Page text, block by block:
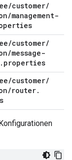
/customer/
/management-
/customer/
/message-
. properties
/customer/
/router.